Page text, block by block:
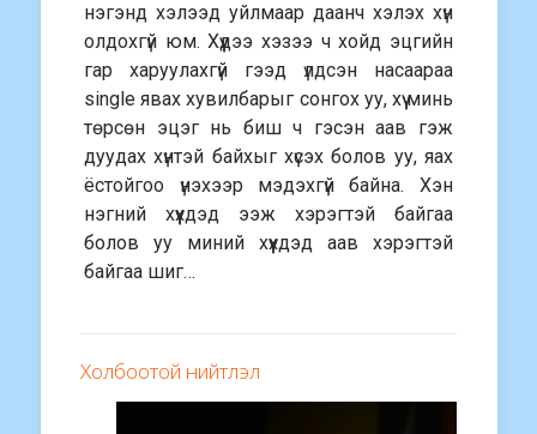
нэгэнд хэлээд уйлмаар даанч хэлэх хүн
олдохгүй юм. Хүүдээ хэзээ ч хойд эцгийн
гар харуулахгүй гээд үлдсэн насаараа
single явах хувилбарыг сонгох уу, хүү минь
төрсөн эцэг нь биш ч гэсэн аав гэж
дуудах хүнтэй байхыг хүсэх болов уу, яах
ёстойгоо үнэхээр мэдэхгүй байна. Хэн
нэгний хүүхдэд ээж хэрэгтэй байгаа
болов уу миний хүүхдэд аав хэрэгтэй
байгаа шиг…
Холбоотой нийтлэл